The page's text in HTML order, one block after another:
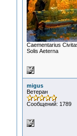
Сaementarius
Solis Aeterna
migus
Ветеран
Сообщений: 1789